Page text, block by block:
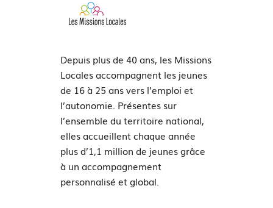
Depuis plus de 40 ans, les Missions
Locales accompagnent les jeunes
de 16 à 25 ans vers l’emploi et
l’autonomie. Présentes sur
l’ensemble du territoire national,
elles accueillent chaque année
plus d’1,1 million de jeunes grâce
à un accompagnement
personnalisé et global.